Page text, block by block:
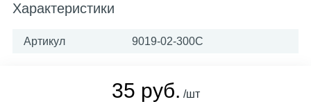
Характеристики
Артикул 9019-02-300C
35 руб. /шт